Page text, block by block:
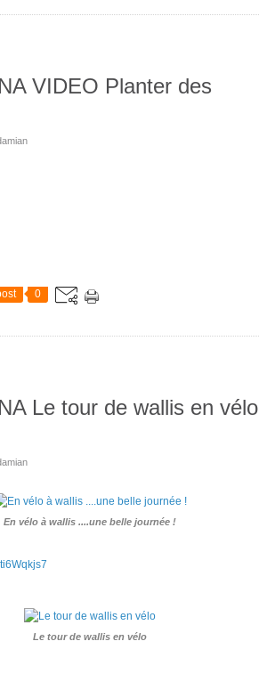
VIDEO Planter des
0
Le tour de wallis en vélo
En vélo à wallis ....une belle journée !
Le tour de wallis en vélo